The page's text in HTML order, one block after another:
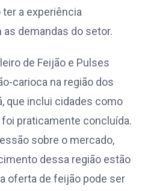
a experiência
demandas do setor.
de Feijão e Pulses
carioca na região dos
que inclui cidades como
foi praticamente concluída.
sobre o mercado,
dessa região estão
oferta de feijão pode ser